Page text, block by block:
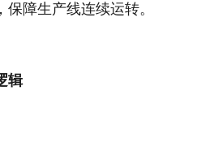
障生产线连续运转。
辑